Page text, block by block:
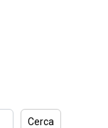
Cerca